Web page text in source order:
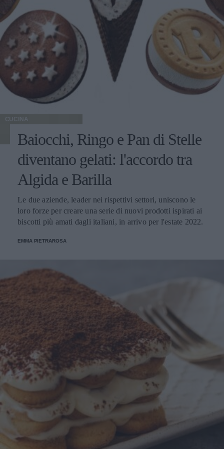
CUCINA
Baiocchi, Ringo e Pan di Stelle
diventano gelati: l'accordo tra
Algida e Barilla
Le due aziende, leader nei rispettivi settori, uniscono le
loro forze per creare una serie di nuovi prodotti ispirati ai
biscotti più amati dagli italiani, in arrivo per l'estate 2022.
EMMA PIETRAROSA